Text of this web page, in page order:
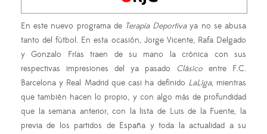
En este nuevo programa de Terapia Deportivaya no se abusa
tanto del fútbol. En esta ocasión, Jorge Vicente, Rafa Delgado
y Gonzalo Frías traen de su mano la crónica con sus
respectivas impresiones del ya pasado Clásico entre F.C.
Barcelona y Real Madrid que casi ha definido LaLiga, mientras
que también hacen lo propio, y con algo más de profundidad
que la semana anterior, con la lista de Luis de la Fuente, la
previa de los partidos de España y toda la actualidad a su